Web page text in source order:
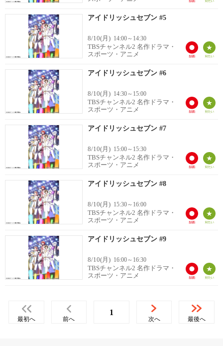
アイドリッシュセブン #5
8/10(月) 14:00～14:30
TBSチャンネル2 名作ドラマ・
スポーツ・アニメ
アイドリッシュセブン #6
8/10(月) 14:30～15:00
TBSチャンネル2 名作ドラマ・
スポーツ・アニメ
アイドリッシュセブン #7
8/10(月) 15:00～15:30
TBSチャンネル2 名作ドラマ・
スポーツ・アニメ
アイドリッシュセブン #8
8/10(月) 15:30～16:00
TBSチャンネル2 名作ドラマ・
スポーツ・アニメ
アイドリッシュセブン #9
8/10(月) 16:00～16:30
TBSチャンネル2 名作ドラマ・
スポーツ・アニメ
最初へ 前へ
1
次へ 最後へ